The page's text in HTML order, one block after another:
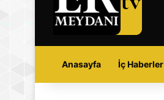
Anasayfa İç Haberler